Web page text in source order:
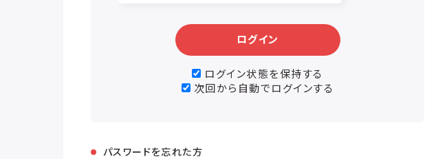
ログイン
ログイン状態を保持する
次回から自動でログインする
パスワードを忘れた方